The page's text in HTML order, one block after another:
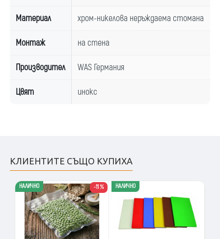
Материал хром-никелова неръждаема стомана
Монтаж на стена
Производител WAS Германия
Цвят инокс
КЛИЕНТИТЕ СЪЩО КУПИХА
-11 %
НАЛИЧНО НАЛИЧНО